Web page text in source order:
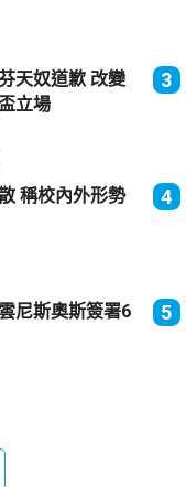
天奴道歉 改變
立場
3
勢
4
尼斯奧斯簽署6
5